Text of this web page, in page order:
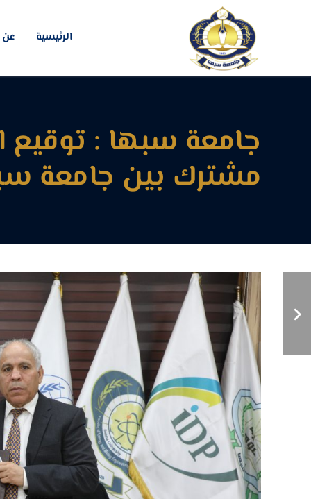
الرئيسية عن
جامعة سبها : توقيع
مشترك بين جامعة
يعلن الكاتب العام لجامعة
سبها أن مرتبات العاملين